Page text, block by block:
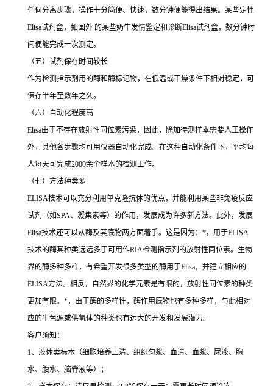
任何分离步骤，操作十分简便、快速，数分钟便能得出结果。某些定性
Elisa试剂盒，如国外 的某些奶牛发情鉴定和诊断Elisa试剂盒，数分钟时
间便能完成一次测定。
（五）试剂保存时间较长
作为检测指示剂用的酶和酶标记物，在低温或干燥条件下相对稳定，可
保存半年至数年之久。
（六）自动化程度高
Elisa由于不存在放射性同位素污染，因此，除加待测样本需要人工操作
外，其他各步骤均可用仪器自动化完成。在这种自动化条件下，平均每
人每天可完成2000余个样本的检测工作。
（七）方法种类多
ELISA技术可以充分利用单克隆抗体的优点，并能利用某些非免疫反应
试剂（如SPA、凝集素等）的作用，发展成为许多新方法。此外，发展
Elisa技术还可以从酶及其底物两方面着手。这是因为： *，用于ELISA
技术的酶其种类远远多于可用作RIA检测指示剂的放射性同位素。生物
界的酶多种多样，有希望开发很多类型的酶用于Elisa，并建立相应的
ELISA方法。相反，自然界的化学元素是有限的，放射性同位素的种类
更加有限。 *，由于酶的多样性，酶作用底物也有多种多样，与此相对
应的生色源或供氢体的种类也有远大的开发和发展潜力。
客户须知：
1、液体类标本（细胞培养上清、组织匀浆、血清、血浆、尿液、胸
水、腹水、脑脊液等）；